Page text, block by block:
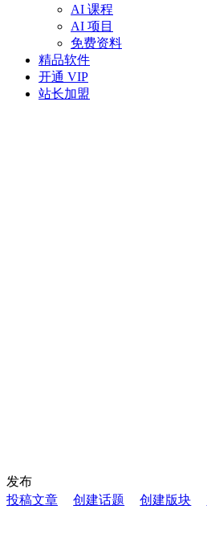
AI 课程
AI 项目
免费资料
精品软件
开通 VIP
站长加盟
发布
投稿文章
创建话题 创建版块